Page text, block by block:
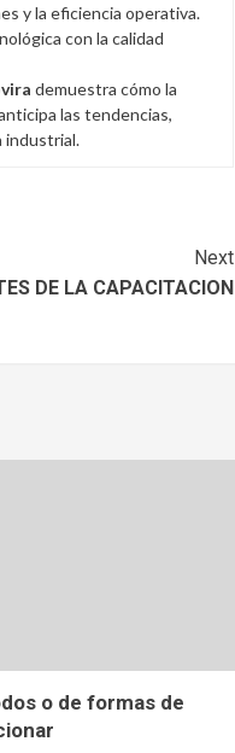
y la eficiencia operativa.
con la calidad
demuestra cómo la
las tendencias,
industrial.
Next
DE LA CAPACITACION
o de formas de